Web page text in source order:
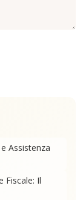
Assistenza
Fiscale: Il